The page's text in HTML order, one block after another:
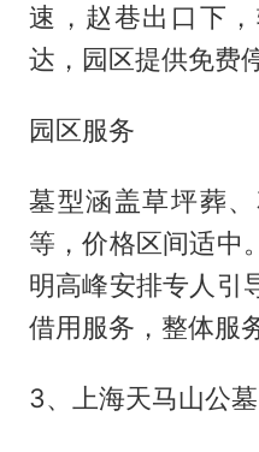
速，赵巷出口下
达，园区提供免费
园区服务
墓型涵盖草坪葬
等，价格区间适中
明高峰安排专人引
借用服务，整体服
3、上海天马山公墓